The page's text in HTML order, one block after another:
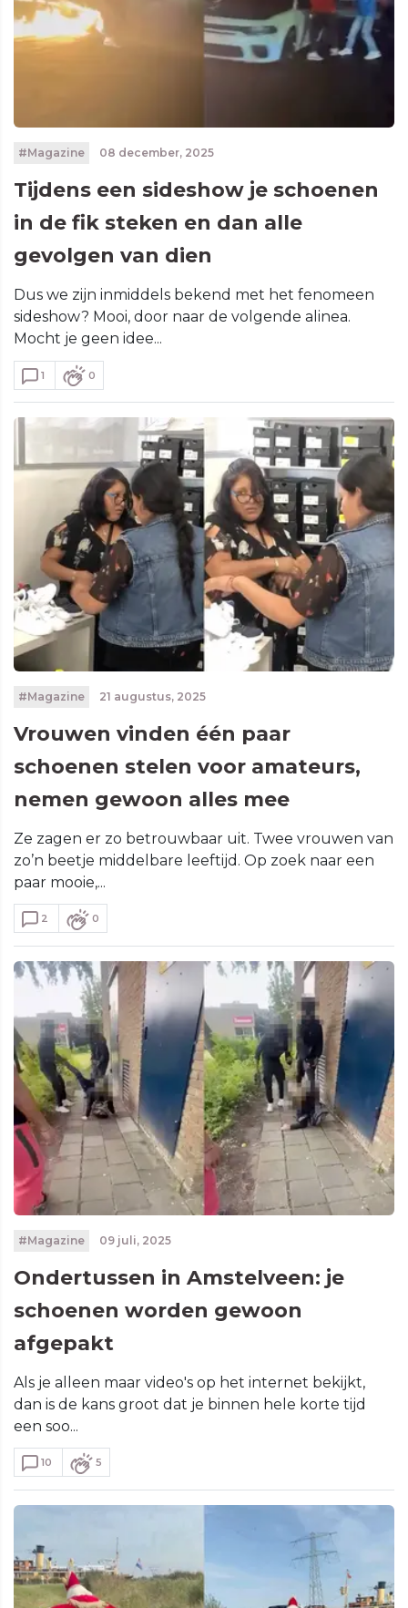
#Magazine 08 december, 2025
Tijdens een sideshow je schoenen
in de fik steken en dan alle
gevolgen van dien
Dus we zijn inmiddels bekend met het fenomeen
sideshow? Mooi, door naar de volgende alinea.
Mocht je geen idee...
1 0
#Magazine 21 augustus, 2025
Vrouwen vinden één paar
schoenen stelen voor amateurs,
nemen gewoon alles mee
Ze zagen er zo betrouwbaar uit. Twee vrouwen van
zo’n beetje middelbare leeftijd. Op zoek naar een
paar mooie,...
2 0
#Magazine 09 juli, 2025
Ondertussen in Amstelveen: je
schoenen worden gewoon
afgepakt
Als je alleen maar video's op het internet bekijkt,
dan is de kans groot dat je binnen hele korte tijd
een soo...
10 5